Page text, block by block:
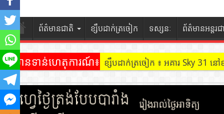
ព័ត៌មានជាតិ ខ្សឹបដាក់ត្រចៀក ទស្សនៈ ព័ត៌មានអន្តរជ
ព័ត៌មានទាន់ហេតុការណ៍៖ ខ្សឹបដាក់ត្រចៀក ៖ អគារ Sky 31